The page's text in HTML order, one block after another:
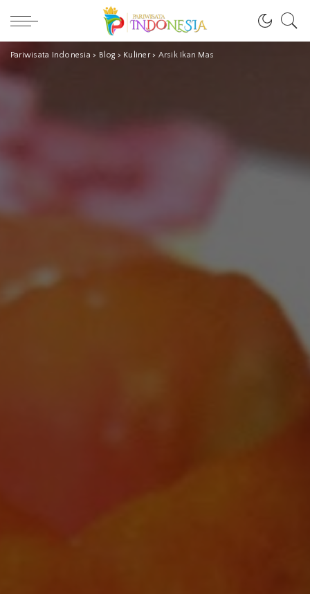
Pariwisata Indonesia > Blog > Kuliner> Arsik Ikan Mas